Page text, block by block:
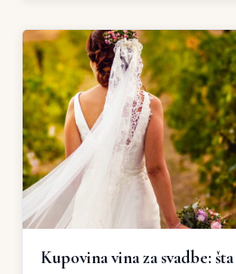
Kupovina vina za svadbe: